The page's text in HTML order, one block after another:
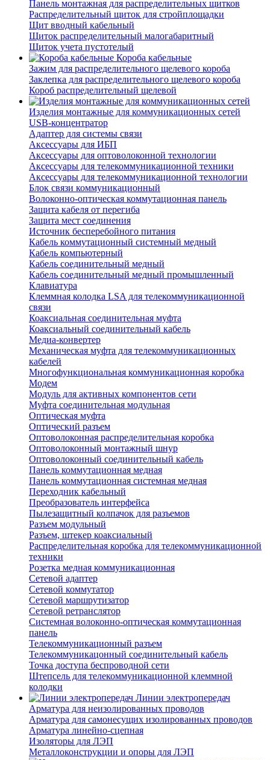
Панель монтажная для распределительных щитков
Распределительный щиток для стройплощадки
Щит вводный кабельный
Щиток распределительный малогабаритный
Щиток учета пустотелый
Короба кабельные
Зажим для распределительного щелевого короба
Заклепка для распределительного щелевого короба
Короб распределительный щелевой
Изделия монтажные для коммуникационных сетей
USB-концентратор
Адаптер для системы связи
Аксессуары для ИБП
Аксессуары для оптоволоконной технологии
Аксессуары для телекоммуникационной техники
Аксессуары для телекоммуникационной технологии
Блок связи коммуникационный
Волоконно-оптическая коммутационная панель
Защита кабеля от перегиба
Защита мест соединения
Источник бесперебойного питания
Кабель коммутационный системный медный
Кабель компьютерный
Кабель соединительный медный
Кабель соединительный медный промышленный
Клавиатура
Клеммная колодка LSA для телекоммуникационной
связи
Коаксиальная соединительная муфта
Коаксиальный соединительный кабель
Медиа-конвертер
Механическая муфта для телекоммуникационных
кабелей
Многофункциональная коммуникационная коробка
Модем
Модуль для активных компонентов сети
Муфта соединительная модульная
Оптическая муфта
Оптический разъем
Оптоволоконная распределительная коробка
Оптоволоконный монтажный шнур
Оптоволоконный соединительный кабель
Панель коммутационная медная
Панель коммутационная системная медная
Переходник кабельный
Преобразователь интерфейса
Пылезащитный колпачок для разъемов
Разъем модульный
Разъем, штекер коаксиальный
Распределительная коробка для телекоммуникационной
техники
Розетка медная коммуникационная
Сетевой адаптер
Сетевой коммутатор
Сетевой маршрутизатор
Сетевой ретранслятор
Системная волоконно-оптическая коммутационная
панель
Телекоммуникационный разъем
Телекоммуникацонный соединительный кабель
Точка доступа беспроводной сети
Штепсель для телекоммуникационной клеммной
колодки
Линии электропередач
Арматура для неизолированных проводов
Арматура для самонесущих изолированных проводов
Арматура линейно-сцепная
Изоляторы для ЛЭП
Металлоконструкции и опоры для ЛЭП